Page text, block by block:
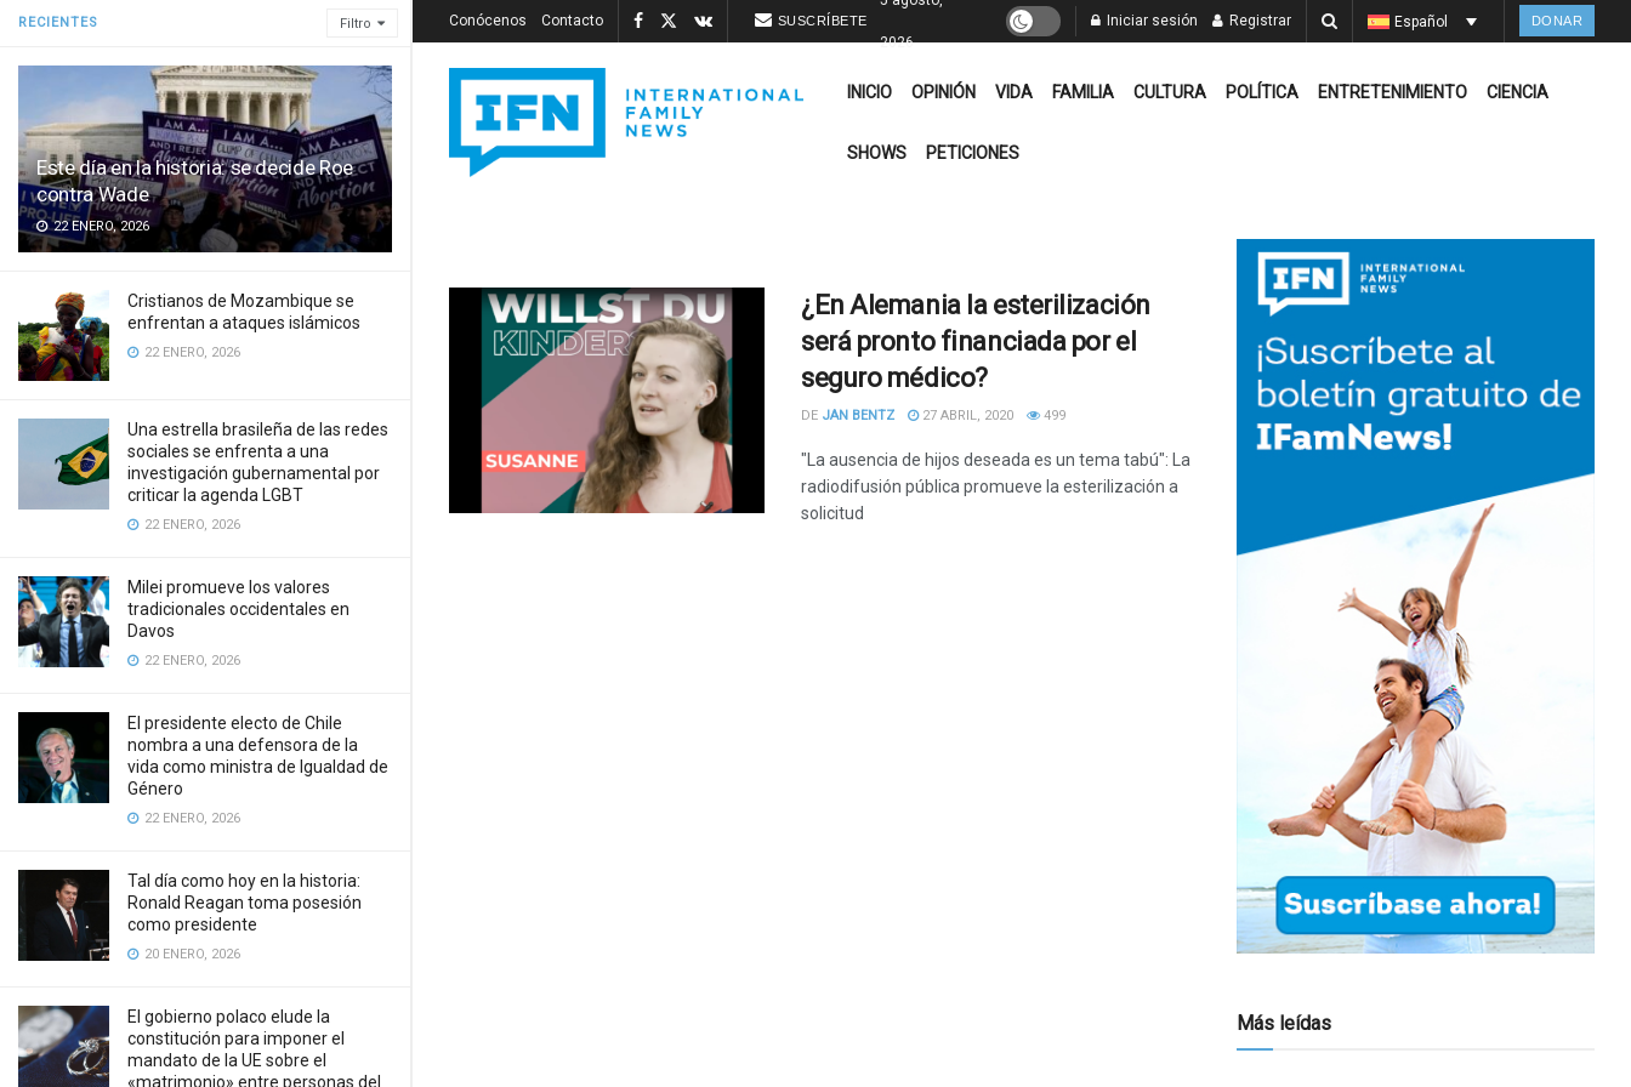
RECIENTES Filtro
Este día en la historia: se decide Roe
contra Wade
22 ENERO, 2026
Cristianos de Mozambique se
enfrentan a ataques islámicos
22 ENERO, 2026
Una estrella brasileña de las redes
sociales se enfrenta a una
investigación gubernamental por
criticar la agenda LGBT
22 ENERO, 2026
Milei promueve los valores
tradicionales occidentales en
Davos
22 ENERO, 2026
El presidente electo de Chile
nombra a una defensora de la
vida como ministra de Igualdad de
Género
22 ENERO, 2026
Tal día como hoy en la historia:
Ronald Reagan toma posesión
como presidente
20 ENERO, 2026
El gobierno polaco elude la
constitución para imponer el
mandato de la UE sobre el
«matrimonio» entre personas del
Conócenos Contacto SUSCRÍBETE
2026
Iniciar sesión Registrar Español DONAR
INICIO OPINIÓN VIDA FAMILIA CULTURA POLÍTICA ENTRETENIMIENTO CIENCIA
SHOWS PETICIONES
¿En Alemania la esterilización
será pronto financiada por el
seguro médico?
DE JAN BENTZ 27 ABRIL, 2020 499
"La ausencia de hijos deseada es un tema tabú": La
radiodifusión pública promueve la esterilización a
solicitud
Más leídas